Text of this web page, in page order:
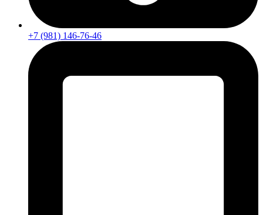
+7 (981) 146-76-46